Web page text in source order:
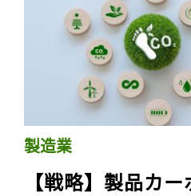
製造業
【戦略】製品カ